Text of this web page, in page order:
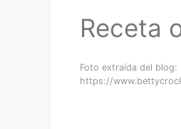
Receta
Foto extraída del blog:
https://